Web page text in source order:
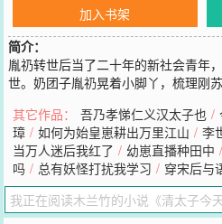
加入书架
简介：
胤礽转世后当了二十年的新社会青年
世。奶团子胤礽晃着小脚丫，梳理刚
太子不敬率先赶走；读书时，高龄教
悯赐座，教书师傅因对太子不敬被严
蔼的老大臣聊了一会儿诗词歌赋，老
兄弟姐妹与自己玩闹是对太子不敬，
您要是觉得《清太子今天作死了吗》
和微博微信里的朋友推荐哦！
其它作品： 吾乃孝悌仁义汉太子也 /
璋 / 如何为始皇崽耕出万里江山 / 李
当万人迷后我红了 / 幼崽直播种田中 /
吗 / 总有妖怪打扰我学习 / 穿宋后与